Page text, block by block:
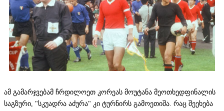
ამ გამარჯვებამ ჩრდილოეთ კორეას მოუტანა მეოთხედფინალის
საგზური, "სკუადრა აძურა" კი ტურნირს გამოეთიშა. რაც შეეხება